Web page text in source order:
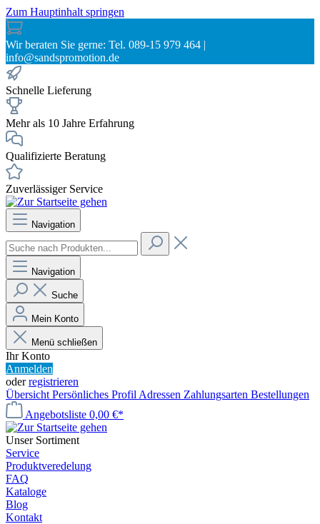
Zum Hauptinhalt springen
Wir beraten Sie gerne: Tel. 089-15 979 464 |
info@sandspromotion.de
Schnelle Lieferung
Mehr als 10 Jahre Erfahrung
Qualifizierte Beratung
Zuverlässiger Service
Navigation
Navigation
Suche
Mein Konto
Menü schließen
Ihr Konto
Anmelden
oderregistrieren
Übersicht Persönliches Profil Adressen Zahlungsarten Bestellungen
Angebotsliste 0,00 €*
Unser Sortiment
Service
Produktveredelung
FAQ
Kataloge
Blog
Kontakt